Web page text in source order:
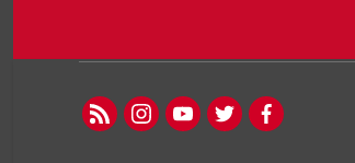
facebook
twitter
youtube
instagram
rss feed